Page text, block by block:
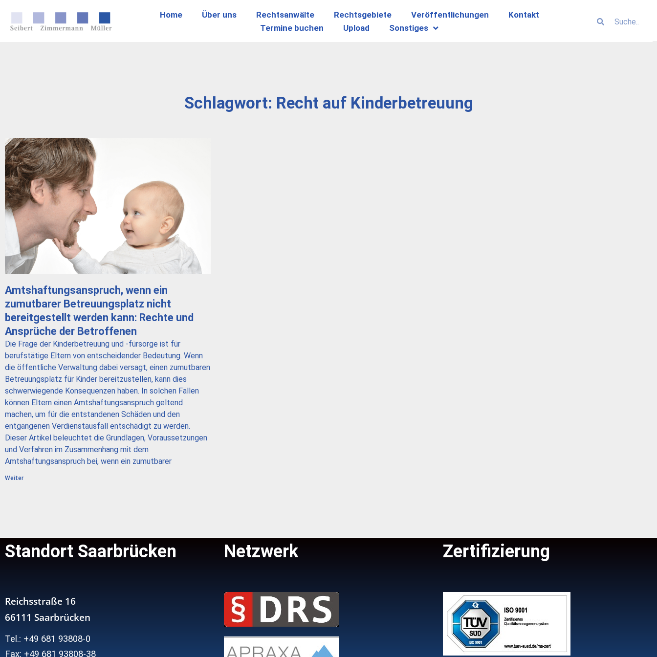
Home Über uns Rechtsanwälte Rechtsgebiete Veröffentlichungen
Kontakt
Termine buchen
Upload Sonstiges
Schlagwort: Recht auf Kinderbetreuung
Amtshaftungsanspruch, wenn ein
zumutbarer Betreuungsplatz nicht
bereitgestellt werden kann: Rechte und
Ansprüche der Betroffenen
Die Frage der Kinderbetreuung und -fürsorge ist für
berufstätige Eltern von entscheidender Bedeutung. Wenn
die öffentliche Verwaltung dabei versagt, einen zumutbaren
Betreuungsplatz für Kinder bereitzustellen, kann dies
schwerwiegende Konsequenzen haben. In solchen Fällen
können Eltern einen Amtshaftungsanspruch geltend
machen, um für die entstandenen Schäden und den
entgangenen Verdienstausfall entschädigt zu werden.
Dieser Artikel beleuchtet die Grundlagen, Voraussetzungen
und Verfahren im Zusammenhang mit dem
Amtshaftungsanspruch bei, wenn ein zumutbarer
Weiter
Standort Saarbrücken
Reichsstraße 16
66111 Saarbrücken
Tel.: +49 681 93808-0
Fax: +49 681 93808-38
Netzwerk Zertifizierung